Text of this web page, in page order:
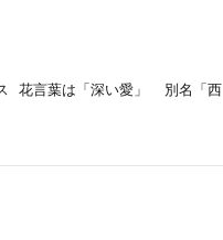
花言葉は「深い愛」 別名「西